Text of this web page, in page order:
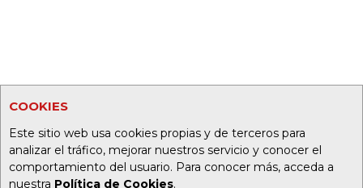
COOKIES
Este sitio web usa cookies propias y de terceros para
analizar el tráfico, mejorar nuestros servicio y conocer el
comportamiento del usuario. Para conocer más, acceda a
nuestra Política de Cookies.